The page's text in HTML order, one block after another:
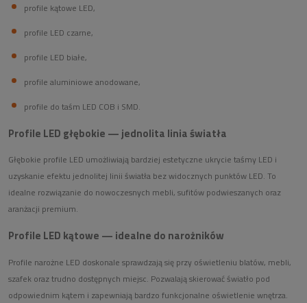
profile kątowe LED,
profile LED czarne,
profile LED białe,
profile aluminiowe anodowane,
profile do taśm LED COB i SMD.
Profile LED głębokie — jednolita linia światła
Głębokie profile LED umożliwiają bardziej estetyczne ukrycie taśmy LED i
uzyskanie efektu jednolitej linii światła bez widocznych punktów LED. To
idealne rozwiązanie do nowoczesnych mebli, sufitów podwieszanych oraz
aranżacji premium.
Profile LED kątowe — idealne do narożników
Profile narożne LED doskonale sprawdzają się przy oświetleniu blatów, mebli,
szafek oraz trudno dostępnych miejsc. Pozwalają skierować światło pod
odpowiednim kątem i zapewniają bardzo funkcjonalne oświetlenie wnętrza.